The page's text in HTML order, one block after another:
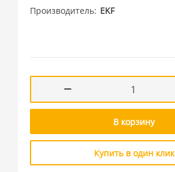
Производитель EKF
В корзину
Купить в один клик